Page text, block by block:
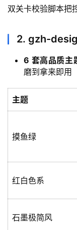
双关卡校验脚本把
2. gzh-
6 套高品质主
磨到拿来即用
主题
摸鱼绿
红白色系
石墨极简风